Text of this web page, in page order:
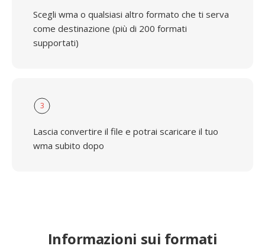
Scegli wma o qualsiasi altro formato che ti serva
come destinazione (più di 200 formati
supportati)
3
Lascia convertire il file e potrai scaricare il tuo
wma subito dopo
Informazioni sui formati